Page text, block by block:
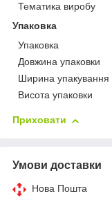
Тематика виробу
Упаковка
Упаковка
Довжина упаковки
Ширина упакування
Висота упаковки
Приховати
Умови доставки
Нова Пошта